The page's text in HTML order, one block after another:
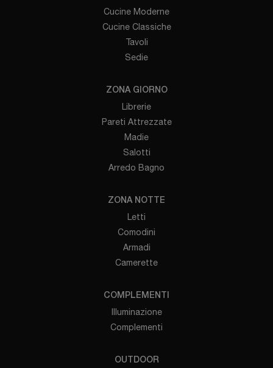
Cucine Moderne
Cucine Classiche
Tavoli
Sedie
ZONA GIORNO
Librerie
Pareti Attrezzate
Madie
Salotti
Arredo Bagno
ZONA NOTTE
Letti
Comodini
Armadi
Camerette
COMPLEMENTI
Illuminazione
Complementi
OUTDOOR